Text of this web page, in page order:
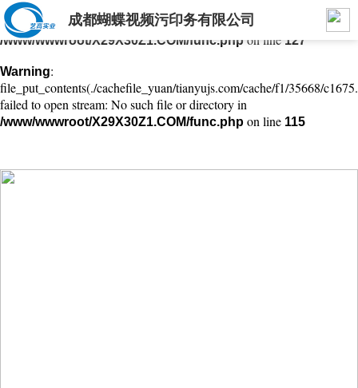
Warning: mkdir(): No space left on device in
/www/wwwroot/X29X30Z1.COM/func.phpon line127
Warning:
file_put_contents(./cachefile_yuan/tianyujs.com/cache/f1/35668/
failed to open stream: No such file or directory in
/www/wwwroot/X29X30Z1.COM/func.php on line 115
成都蝴蝶视频污印务有限公司